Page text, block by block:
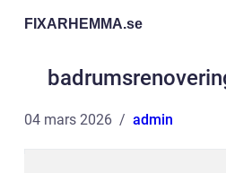
FIXARHEMMA.se
04 mars 2026 admin